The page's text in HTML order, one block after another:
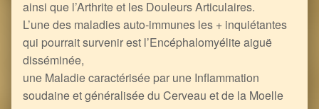
ainsi que l’Arthrite et les Douleurs Articulaires.
L’une des maladies auto-immunes les + inquiétantes
qui pourrait survenir est l’Encéphalomyélite aiguë
disséminée,
une Maladie caractérisée par une Inflammation
soudaine et généralisée du Cerveau et de la Moelle